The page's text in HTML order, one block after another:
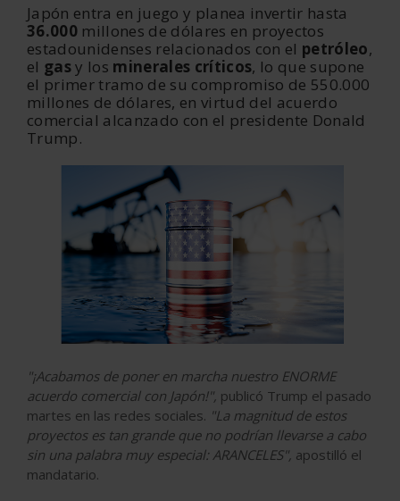
Japón entra en juego y planea invertir hasta
36.000 millones de dólares en proyectos
estadounidenses relacionados con el petróleo,
el gasy los minerales críticos, lo que supone
el primer tramo de su compromiso de 550.000
millones de dólares, en virtud del acuerdo
comercial alcanzado con el presidente Donald
Trump.
"¡Acabamos de poner en marcha nuestro ENORME
acuerdo comercial con Japón!", publicó Trump el pasado
martes en las redes sociales. "La magnitud de estos
proyectos es tan grande que no podrían llevarse a cabo
sin una palabra muy especial: ARANCELES", apostilló el
mandatario.